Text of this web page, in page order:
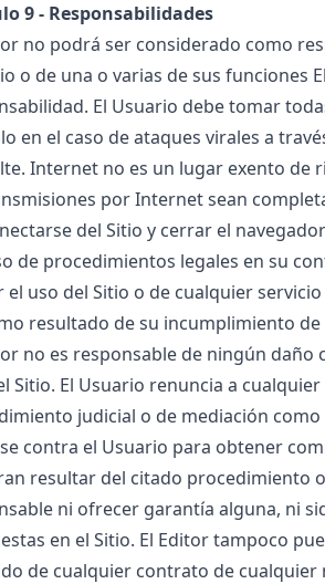
9 - Responsabilidades
no podrá ser considerado como
o de una o varias de sus funciones
El Usuario debe tomar
en el caso de ataques virales a
Internet no es un lugar exento de
por Internet sean
del Sitio y cerrar el
de procedimientos legales en su
el uso del Sitio o de cualquier
resultado de su incumplimiento
no es responsable de ningún
Sitio. El Usuario renuncia a
judicial o de mediación
contra el Usuario para obtener
resultar del citado procedimiento
ni ofrecer garantía alguna, ni
en el Sitio. El Editor tampoco
de cualquier contrato de cualquier